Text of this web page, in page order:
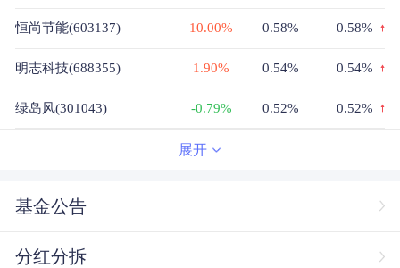
恒尚节能(603137) 10.00% 0.58% 0.58%
明志科技(688355) 1.90% 0.54% 0.54%
绿岛风(301043) -0.79% 0.52% 0.52%
20.00%
展开
基金公告
分红分拆